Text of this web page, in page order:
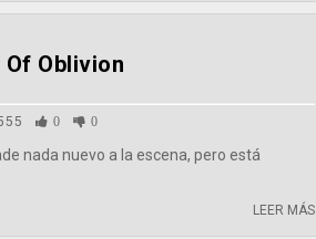
Oblivion
0 0
nada nuevo a la escena, pero está
LEER MÁS